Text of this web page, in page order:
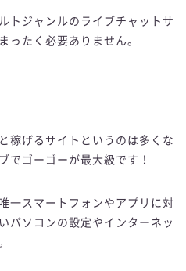
トジャンルのライブチャットサ
ったく必要ありません。
稼げるサイトというのは多くな
でゴーゴーが最大級です！
一スマートフォンやアプリに対
パソコンの設定やインターネッ